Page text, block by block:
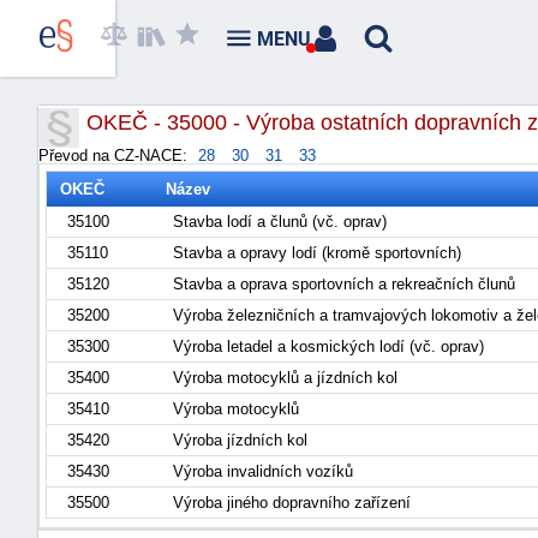
OKEČ - 35000 - Výroba ostatních dopravních
Převod na CZ-NACE: 28 30 31
33
OKEČ
Název
35100
Stavba lodí a člunů (vč. oprav)
35110
Stavba a opravy lodí (kromě sportovních)
35120
Stavba a oprava sportovních a rekreačních člunů
35200
Výroba železničních a tramvajových lokomotiv a
35300
Výroba letadel a kosmických lodí (vč. oprav)
35400
Výroba motocyklů a jízdních kol
35410
Výroba motocyklů
35420
Výroba jízdních kol
35430
Výroba invalidních vozíků
35500
Výroba jiného dopravního zařízení
MENU